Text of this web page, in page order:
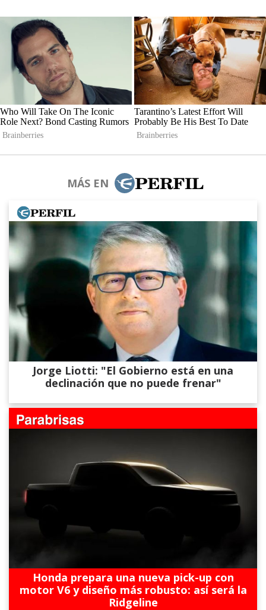
MÁS EN
Jorge Liotti: "El Gobierno está en una
declinación que no puede frenar"
Honda prepara una nueva pick-up con
motor V6 y diseño más robusto: así será la
Ridgeline